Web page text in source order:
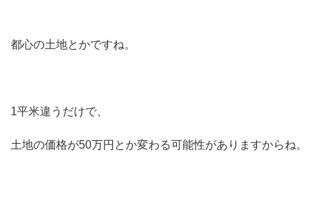
都心の土地とかですね。
1平米違うだけで、
土地の価格が50万円とか変わる可能性がありますからね。